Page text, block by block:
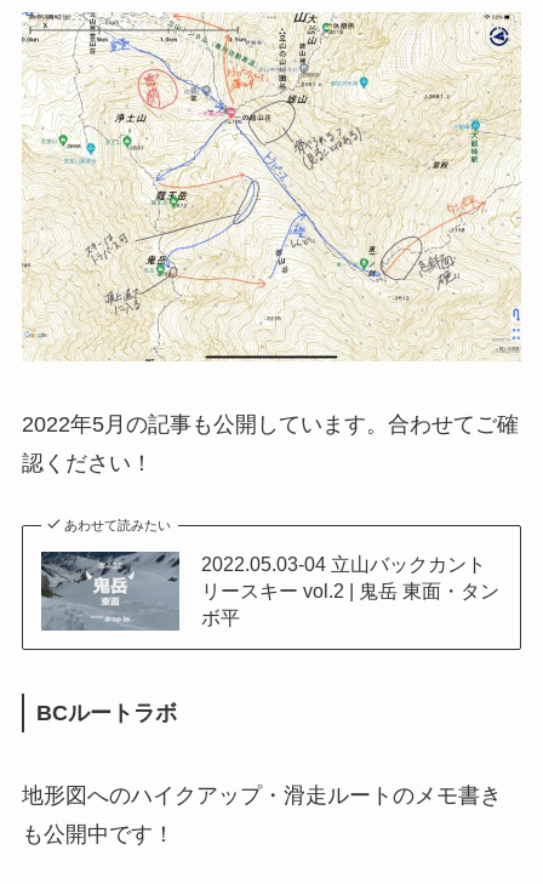
2022年5月の記事も公開しています。合わせてご確
認ください！
あわせて読みたい
2022.05.03-04 立山バックカント
リースキー vol.2 | 鬼岳 東面・タン
ボ平
BCルートラボ
地形図へのハイクアップ・滑走ルートのメモ書き
も公開中です！